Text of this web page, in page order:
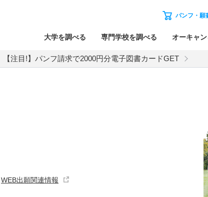
パンフ・願
大学を調べる 専門学校を調べる オーキャ
【注目!】パンフ請求で2000円分電子図書カードGET
WEB出願関連情報